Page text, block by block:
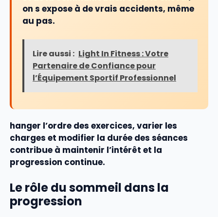
on s expose à de vrais accidents, même
au pas.
Lire aussi : Light In Fitness : Votre
Partenaire de Confiance pour
l’Équipement Sportif Professionnel
hanger l’ordre des exercices, varier les
charges et modifier la durée des séances
contribue à maintenir l’intérêt et la
progression continue.
Le rôle du sommeil dans la
progression